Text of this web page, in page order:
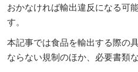
おかなければ輸出違反になる可
す。
本記事では食品を輸出する際の
ならない規制のほか、必要書類